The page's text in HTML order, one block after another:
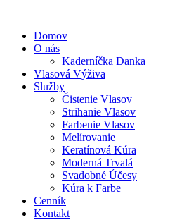
Domov
O nás
Kaderníčka Danka
Vlasová Výživa
Služby
Čistenie Vlasov
Strihanie Vlasov
Farbenie Vlasov
Melírovanie
Keratínová Kúra
Moderná Trvalá
Svadobné Účesy
Kúra k Farbe
Cenník
Kontakt